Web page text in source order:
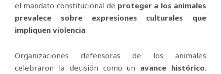
el mandato constitucional de proteger a los animales
prevalece sobre expresiones culturales que
impliquen violencia.
Organizaciones defensoras de los animales
celebraron la decisión como un avance histórico.